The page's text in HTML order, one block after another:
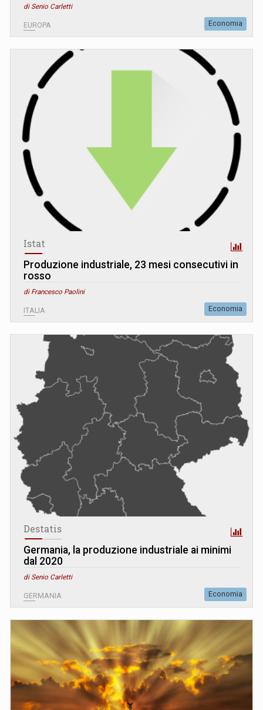
di Senio Carletti
EUROPA Economia
Istat
Produzione industriale, 23 mesi consecutivi in
rosso
di Francesco Paolini
ITALIA Economia
Destatis
Germania, la produzione industriale ai minimi
dal 2020
di Senio Carletti
GERMANIA Economia